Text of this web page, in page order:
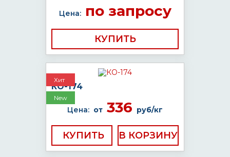
Цена:по запросу
КУПИТЬ
Хит
New
КО-174
Цена: от 336 руб/кг
КУПИТЬ